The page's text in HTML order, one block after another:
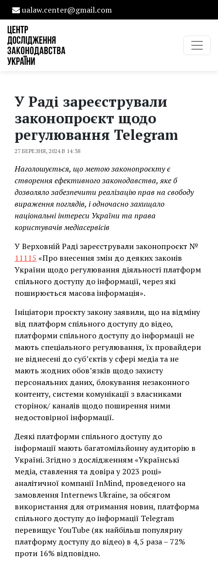
ualaw.center@gmail.com
У Раді зареєстрували
законопроєкт щодо
регулювання Telegram
27 БЕРЕЗНЯ, 2024 В 14:38
Наголошується, що метою законопроєкту є
створення ефективного законодавства, яке б
дозволяло забезпечити реалізацію прав на свободу
вираження поглядів, і одночасно захищало
національні інтереси України та права
користувачів медіасервісів
У Верховній Раді зареєстрували законопроєкт №
11115 «Про внесення змін до деяких законів
України щодо регулювання діяльності платформ
спільного доступу до інформації, через які
поширюється масова інформація».
Ініціатори проєкту закону заявили, що на відміну
від платформ спільного доступу до відео,
платформи спільного доступу до інформації не
мають спеціального регулювання, їх провайдери
не віднесені до суб’єктів у сфері медіа та не
мають жодних обов’язків щодо захисту
персональних даних, блокування незаконного
контенту, системи комунікації з власниками
сторінок/ каналів щодо поширення ними
недостовірної інформації.
Деякі платформи спільного доступу до
інформації мають багатомільйонну аудиторію в
Україні. Згідно з дослідженням «Українські
медіа, ставлення та довіра у 2023 році»
аналітичної компанії InMind, проведеного на
замовлення Internews Ukraine, за обсягом
використання для отримання новин, платформа
спільного доступу до інформації Telegram
перевищує YouTube (як найбільш популярну
платформу доступу до відео) в 4,5 раза – 72%
проти 16% відповідно.